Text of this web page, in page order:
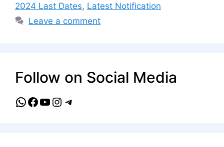
2024 Last Dates, Latest Notification
Leave a comment
Follow on Social Media
WhatsApp
Facebook
YouTube
Instagram
Telegram